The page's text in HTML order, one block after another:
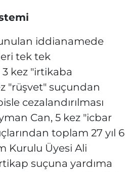
iddianamede
tek tek
kez "irtikaba
"rüşvet" suçundan
cezalandırılması
Can, 5 kez "icbar
toplam 27 yıl 6
Kurulu Üyesi Ali
suçuna yardıma